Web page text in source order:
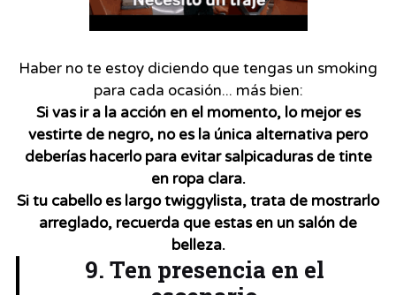
Haber no te estoy diciendo que tengas un smoking
para cada ocasión... más bien:
Si vas ir a la acción en el momento, lo mejor es
vestirte de negro, no es la única alternativa pero
deberías hacerlo para evitar salpicaduras de tinte
en ropa clara.
Si tu cabello es largo twiggylista, trata de mostrarlo
arreglado, recuerda que estas en un salón de
belleza.
9. Ten presencia en el